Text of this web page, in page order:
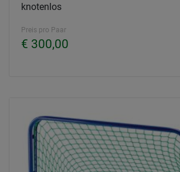
knotenlos
Preis pro Paar
€ 300,00